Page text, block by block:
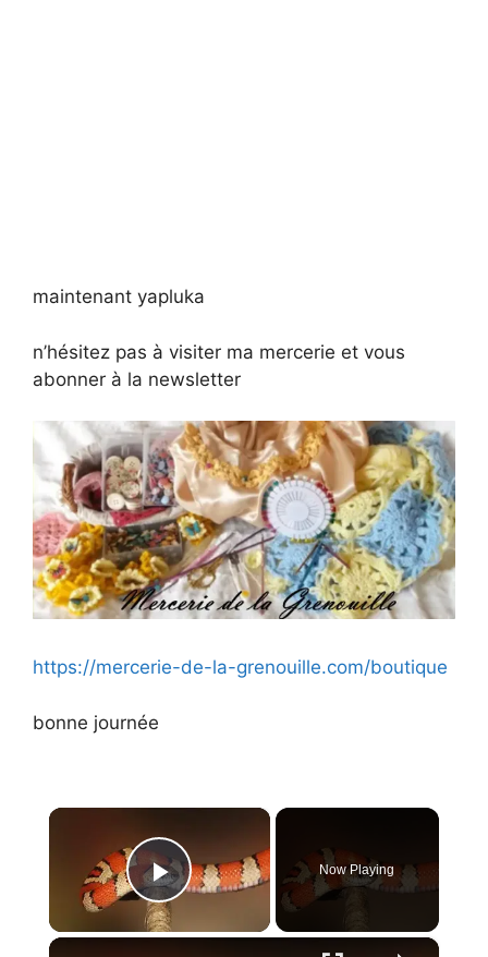
maintenant yapluka
n’hésitez pas à visiter ma mercerie et vous
abonner à la newsletter
https://mercerie-de-la-grenouille.com/boutique
bonne journée
×
Play Video
Now Playing
×